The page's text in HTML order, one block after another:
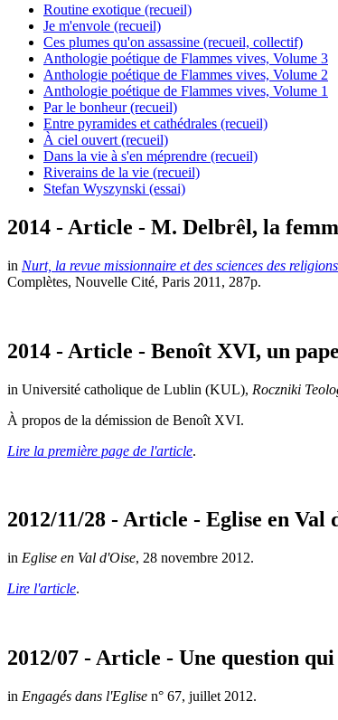
Routine exotique (recueil)
Je m'envole (recueil)
Ces plumes qu'on assassine (recueil, collectif)
Anthologie poétique de Flammes vives, Volume 3
Anthologie poétique de Flammes vives, Volume 2
Anthologie poétique de Flammes vives, Volume 1
Par le bonheur (recueil)
Entre pyramides et cathédrales (recueil)
À ciel ouvert (recueil)
Dans la vie à s'en méprendre (recueil)
Riverains de la vie (recueil)
Stefan Wyszynski (essai)
2014 - Article - M. Delbrêl, la
in Nurt, la revue missionnaire et des sciences des religions
Complètes, Nouvelle Cité, Paris 2011, 287p.
2014 - Article - Benoît XVI, un
in Université catholique de Lublin (KUL), Roczniki
À propos de la démission de Benoît XVI.
Lire la première page de l'article.
2012/11/28 - Article - Eglise en Val
in Eglise en Val d'Oise, 28 novembre 2012.
Lire l'article.
2012/07 - Article - Une question
in Engagés dans l'Eglise n° 67, juillet 2012.